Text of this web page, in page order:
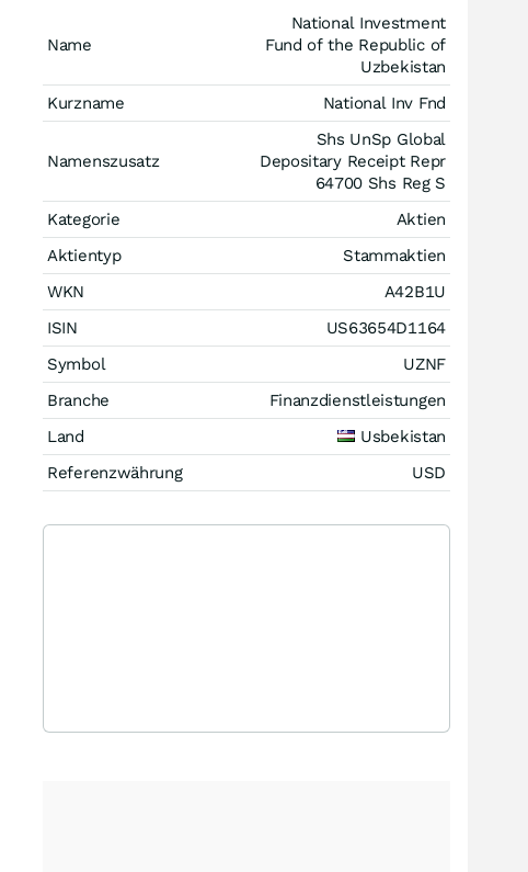
Name
National Investment
Fund of the Republic of
Uzbekistan
Kurzname
National Inv Fnd
Namenszusatz
Shs UnSp Global
Depositary Receipt Repr
64700 Shs Reg S
Kategorie
Aktien
Aktientyp
Stammaktien
WKN
A42B1U
ISIN
US63654D1164
Symbol
UZNF
Branche
Finanzdienstleistungen
Land
Usbekistan
Referenzwährung
USD